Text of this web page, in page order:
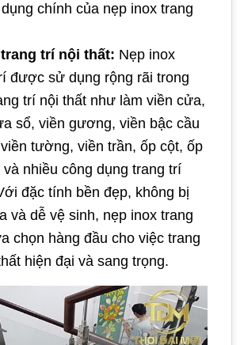
chính của nẹp inox trang
trí nội thất: Nẹp inox
được sử dụng rộng rãi trong
trí nội thất như làm viền cửa,
sổ, viền gương, viền bậc cầu
tường, viền trần, ốp cột, ốp
nhiều công dụng trang trí
đặc tính bền đẹp, không bị
và dễ vệ sinh, nẹp inox trang
chọn hàng đầu cho việc trang
hiện đại và sang trọng.